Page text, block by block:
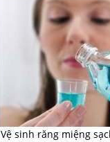
Vệ sinh răng miệng